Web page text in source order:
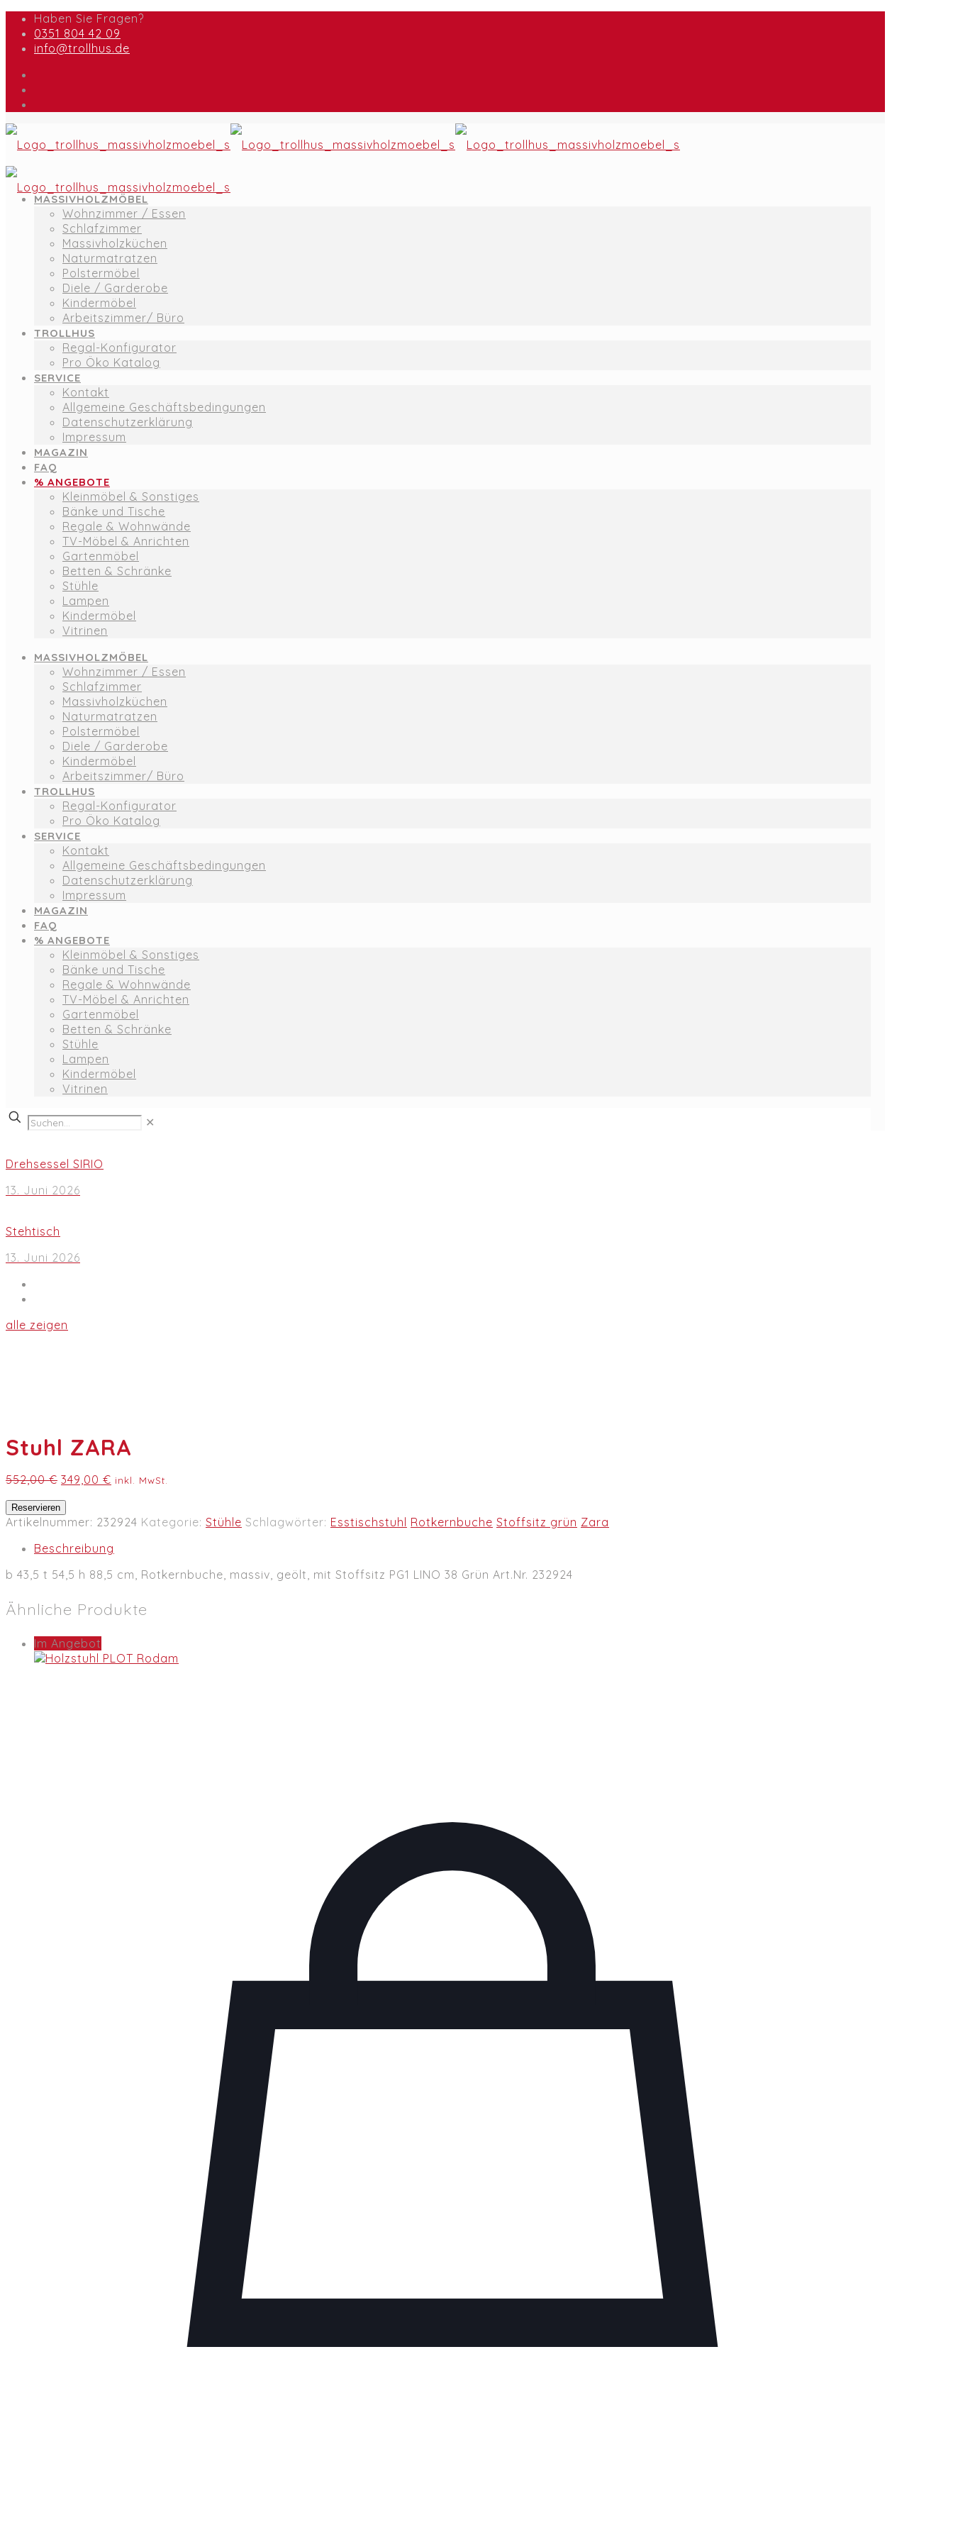
Haben Sie Fragen?
0351 804 42 09
info@trollhus.de
MASSIVHOLZMÖBEL
Wohnzimmer / Essen
Schlafzimmer
Massivholzküchen
Naturmatratzen
Polstermöbel
Diele / Garderobe
Kindermöbel
Arbeitszimmer/ Büro
TROLLHUS
Regal-Konfigurator
Pro Öko Katalog
SERVICE
Kontakt
Allgemeine Geschäftsbedingungen
Datenschutzerklärung
Impressum
MAGAZIN
FAQ
% ANGEBOTE
Kleinmöbel & Sonstiges
Bänke und Tische
Regale & Wohnwände
TV-Möbel & Anrichten
Gartenmöbel
Betten & Schränke
Stühle
Lampen
Kindermöbel
Vitrinen
MASSIVHOLZMÖBEL
Wohnzimmer / Essen
Schlafzimmer
Massivholzküchen
Naturmatratzen
Polstermöbel
Diele / Garderobe
Kindermöbel
Arbeitszimmer/ Büro
TROLLHUS
Regal-Konfigurator
Pro Öko Katalog
SERVICE
Kontakt
Allgemeine Geschäftsbedingungen
Datenschutzerklärung
Impressum
MAGAZIN
FAQ
% ANGEBOTE
Kleinmöbel & Sonstiges
Bänke und Tische
Regale & Wohnwände
TV-Möbel & Anrichten
Gartenmöbel
Betten & Schränke
Stühle
Lampen
Kindermöbel
Vitrinen
✕
Drehsessel SIRIO
13. Juni 2026
Stehtisch
13. Juni 2026
alle zeigen
Stuhl ZARA
552,00€ Ursprünglicher
552,00 €
349,00 € Aktueller
349,00 €.
inkl. MwSt.
Stuhl
ZARA
Reservieren
Artikelnummer: 232924 Kategorie: Stühle Schlagwörter: Esstischstuhl Rotkernbuche Stoffsitz grün Zara
Beschreibung
b 43,5 t 54,5 h 88,5 cm, Rotkernbuche, massiv, geölt, mit Stoffsitz PG1 LINO 38 Grün Art.Nr. 232924
Ähnliche Produkte
Im Angebot